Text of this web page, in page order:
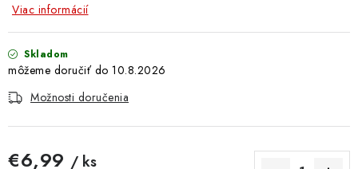
Viac informácií
Skladom
10.8.2026
Možnosti doručenia
€6,99 / ks